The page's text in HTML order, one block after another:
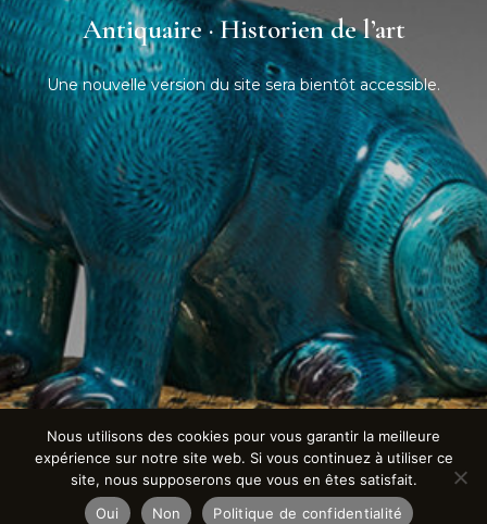
Antiquaire · Historien de l’art
Une nouvelle version du site sera bientôt accessible.
Nous utilisons des cookies pour vous garantir la meilleure
expérience sur notre site web. Si vous continuez à utiliser ce
site, nous supposerons que vous en êtes satisfait.
Oui
Non Politique de confidentialité